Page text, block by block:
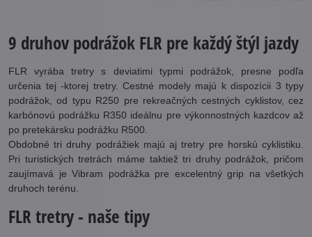
9 druhov podrážok FLR pre každý štýl jazdy
FLR vyrába tretry s deviatimi typmi podrážok, presne podľa
určenia tej -ktorej tretry. Cestné modely majú k dispozícii 3 typy
podrážok, od typu R250 pre rekreačných cestných cyklistov, cez
karbónovú podrážku R350 ideálnu pre výkonnostných kazdcov až
po pretekársku podrážku R500.
Obdobné tri druhy podrážiek majú aj tretry pre horskú cyklistiku.
Pri turistických tretrách máme taktiež tri druhy podrážok, pričom
zaujímavá je Vibram podrážka pre excelentný grip na všetkých
druhoch terénu.
FLR tretry - naše tipy